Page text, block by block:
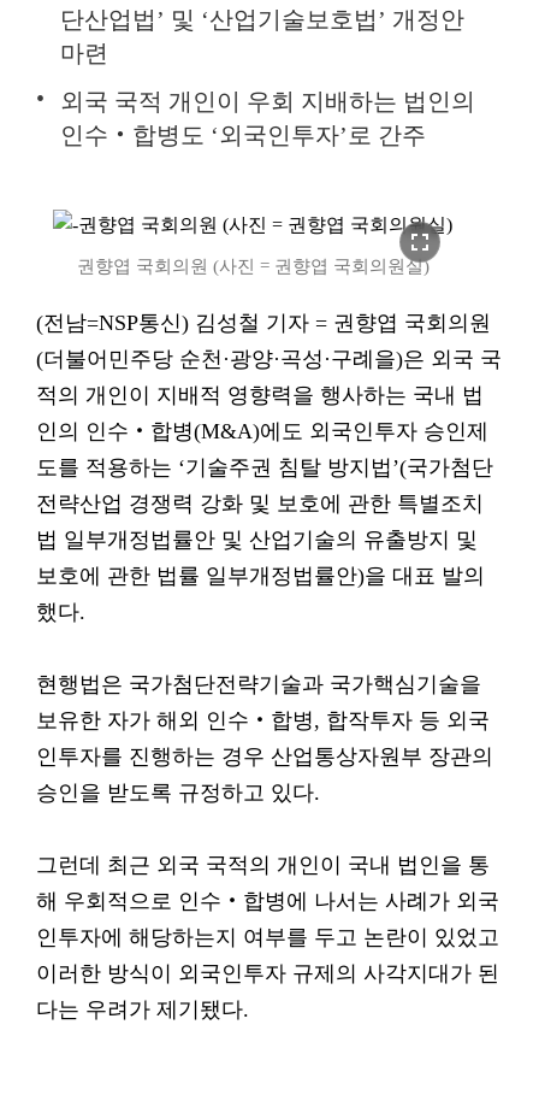
단산업법’ 및 ‘산업기술보호법’ 개정안
마련
외국 국적 개인이 우회 지배하는 법인의
인수‧합병도 ‘외국인투자’로 간주
fullscreen
권향엽 국회의원 (사진 = 권향엽 국회의원실)
(전남=NSP통신) 김성철 기자 = 권향엽 국회의원
(더불어민주당 순천·광양·곡성·구례을)은 외국 국
적의 개인이 지배적 영향력을 행사하는 국내 법
인의 인수‧합병(M&A)에도 외국인투자 승인제
도를 적용하는 ‘기술주권 침탈 방지법’(국가첨단
전략산업 경쟁력 강화 및 보호에 관한 특별조치
법 일부개정법률안 및 산업기술의 유출방지 및
보호에 관한 법률 일부개정법률안)을 대표 발의
했다.
현행법은 국가첨단전략기술과 국가핵심기술을
보유한 자가 해외 인수‧합병, 합작투자 등 외국
인투자를 진행하는 경우 산업통상자원부 장관의
승인을 받도록 규정하고 있다.
그런데 최근 외국 국적의 개인이 국내 법인을 통
해 우회적으로 인수‧합병에 나서는 사례가 외국
인투자에 해당하는지 여부를 두고 논란이 있었고
이러한 방식이 외국인투자 규제의 사각지대가 된
다는 우려가 제기됐다.